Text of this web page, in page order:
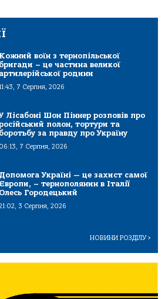
Кожний воїн з тернопільської
бригади – це частина великої
артилерійської родини
7 Серпня, 2026
Лісабоні Шон Піннер розповів про
полон, тортури та
боротьбу за правду про Україну
06:13, 7 Серпня, 2026
Допомога Україні — це захист самої
Європи, – тернополянин в Італії
Олесь Городецький
3 Серпня, 2026
НОВИНИ РОЗДІЛУ>